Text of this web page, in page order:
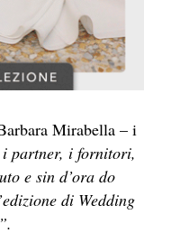
Mirabella – i
partner, i fornitori,
e sin d’ora do
di Wedding